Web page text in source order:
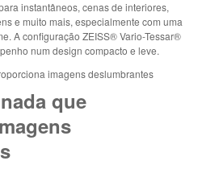
instantâneos, cenas de interiores,
e muito mais, especialmente com uma
A configuração ZEISS® Vario-Tessar®
num design compacto e leve.
que